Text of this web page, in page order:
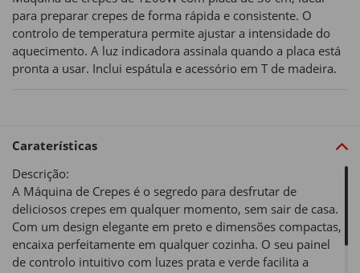
para preparar crepes de forma rápida e consistente. O
controlo de temperatura permite ajustar a intensidade do
aquecimento. A luz indicadora assinala quando a placa está
pronta a usar. Inclui espátula e acessório em T de madeira.
Caraterísticas
Descrição:
A Máquina de Crepes é o segredo para desfrutar de
deliciosos crepes em qualquer momento, sem sair de casa.
Com um design elegante em preto e dimensões compactas,
encaixa perfeitamente em qualquer cozinha. O seu painel
de controlo intuitivo com luzes prata e verde facilita a